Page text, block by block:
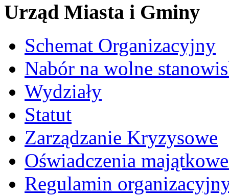
Urząd Miasta i Gminy
Schemat Organizacyjny
Nabór na wolne
Wydziały
Statut
Zarządzanie Kryzysowe
Oświadczenia
Regulamin